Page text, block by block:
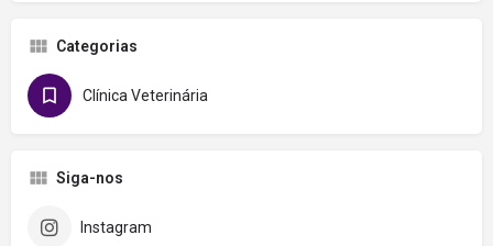
Categorias
Clínica Veterinária
Siga-nos
Instagram